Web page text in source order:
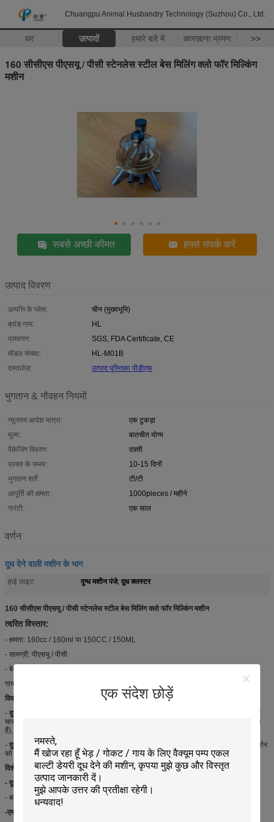
Chuangpu Animal Husbandry Technology (Suzhou) Co., Ltd.
घर उत्पादों हमारे बारे में कारखाना भ्रमण >>
एक संदेश छोड़ें
160 सीसीएस पीएसयू / पीसी स्टेनलेस स्टील बेस मिलिंग क्लो फॉर मिल्किंग
मशीन
सबसे अच्छी कीमत हमसे संपर्क करें
उत्पाद विवरण
उत्पत्ति के प्लेस:
चीन (मुख्यभूमि)
ब्रांड नाम:
HL
प्रमाणन:
SGS, FDA Certificate, CE
मॉडल संख्या:
HL-M01B
दस्तावेज़:
उत्पाद पुस्तिका पीडीएफ
भुगतान & नौवहन नियमों
न्यूनतम आदेश मात्रा:
एक टुकड़ा
मूल्य:
बातचीत योग्य
पैकेजिंग विवरण:
दफ़्ती
प्रसव के समय:
10-15 दिनों
भुगतान शर्तें:
टी/टी
आपूर्ति की क्षमता:
1000pieces / महीने
गारंटी:
एक साल
वर्णन
दूध देने वाली मशीन के भाग
हाई लाइट: दुग्ध मशीन पंजे, दूध क्लस्टर
160 सीसीएस पीएसयू / पीसी स्टेनलेस स्टील बेस मिलिंग क्लो फॉर मिल्किंग मशीन
त्वरित विस्तार:
- क्षमता: 160cc / 160ml या 150CC / 150ML
- सामग्री: पीएसयू / पीसी
- बेस: स्टेनलेस स्टील
गाय गायब मशीन सिस्टम के लिए इस्तेमाल किया
विवरण:
- दुग्ध
, जो गाय, बकरी या भैंस आदि को जोड़ता है, में दूध का महत्वपूर्ण हिस्सा महत्वपूर्ण है, इसमें
चार मिलन क्लस्टर ग्रुप शामिल हैं (दूध शेल, दूध लाइनर और लघु दूध ट्यूब और लघु नाड़ी ट्यूब शामिल
हैं), एक
- दुग्ध मशीन और सिस्टम के लिए दूध का सबसे महत्वपूर्ण घटक है
हम अलग-अलग अनुरोध और प्रदर्शन
को पूरा करने के लिए विभिन्न मॉडल मिल्क क्लॉ,मिल्क क्लस्टर की पेशकश कर सकते हैं।
विशेषताएं:
- दूध पंजा
अलग सामग्री पीएसयू, पीसी या स्टेनलेस स्टील के लिए उपलब्ध है।
- बकरी और भेड़, आदर्श डिजाइन और अच्छे प्रदर्शन के लिए विशेष दूध पंजा।
-एम आईएलके पंजा